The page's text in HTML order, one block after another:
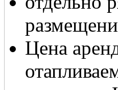
Цена